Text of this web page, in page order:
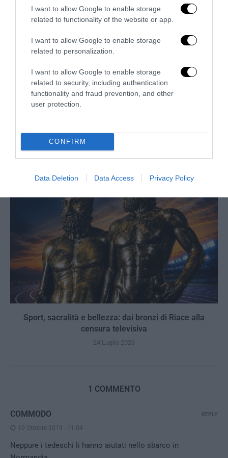
I want to allow Google to enable storage
related to functionality of the website or app.
I want to allow Google to enable storage
related to personalization.
I want to allow Google to enable storage
related to security, including authentication
functionality and fraud prevention, and other
user protection.
CONFIRM
Data Deletion Data Access Privacy Policy
di silenzio
25 Luglio 2026
Sport, sacralità e bellezza: dai bronzi di Riace alla
censura televisiva
24 Luglio 2026
1 COMMENTO
COMMODO
10 Ottobre 2019 - 11:04
Neppure i tedeschi li hanno aiutati nello sbarco in
REPLY